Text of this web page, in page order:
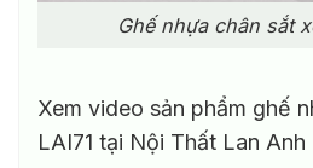
Ghế nhựa chân sắt
Xem video sản phẩm ghế
LAI71 tại Nội Thất Lan Anh